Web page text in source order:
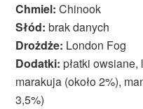
Chmiel: Chinook
Słód: brak danych
Drożdże: London Fog
Dodatki: płatki
marakuja (około 2%),
3,5%)